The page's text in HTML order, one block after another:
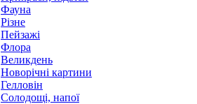
Фауна
Різне
Пейзажі
Флора
Великдень
Новорічні картини
Гелловін
Солодощі, напої